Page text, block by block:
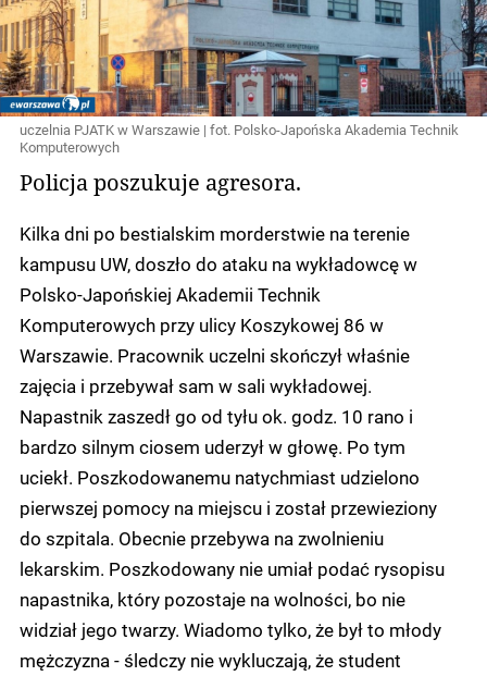
uczelnia PJATK w Warszawie | fot. Polsko-Japońska Akademia Technik
Komputerowych
Policja poszukuje agresora.
Kilka dni po bestialskim morderstwie na terenie
kampusu UW, doszło do ataku na wykładowcę w
Polsko-Japońskiej Akademii Technik
Komputerowych przy ulicy Koszykowej 86 w
Warszawie. Pracownik uczelni skończył właśnie
zajęcia i przebywał sam w sali wykładowej.
Napastnik zaszedł go od tyłu ok. godz. 10 rano i
bardzo silnym ciosem uderzył w głowę. Po tym
uciekł. Poszkodowanemu natychmiast udzielono
pierwszej pomocy na miejscu i został przewieziony
do szpitala. Obecnie przebywa na zwolnieniu
lekarskim. Poszkodowany nie umiał podać rysopisu
napastnika, który pozostaje na wolności, bo nie
widział jego twarzy. Wiadomo tylko, że był to młody
mężczyzna - śledczy nie wykluczają, że student